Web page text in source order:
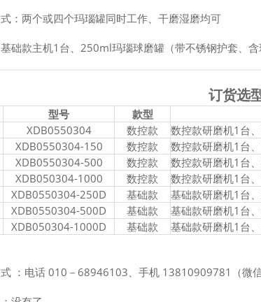
：两个或四个玛瑙罐同时工作、干磨湿磨均可
础款主机1台、250ml玛瑙球磨罐（带不锈钢护套、含
订货选
型号 款型
XDB0550304
数控款
数控款研磨机1台
XDB0550304-150
数控款
数控款研磨机1台
XDB0550304-500
数控款
数控款研磨机1台
XDB050304-1000
数控款
数控款研磨机1台
XDB0550304-250D
基础款
基础款研磨机1台
XDB0550304-500D
基础款
基础款研磨机1台
XDB050304-1000D
基础款 基础款研磨机1台
：电话 010－68946103、手机 13810909781（微